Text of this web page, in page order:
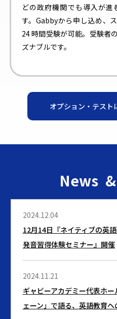
どの政府機関でも導入が
す。Gabbyから申し込め、
24 時間受験が可能。受験者
ズナブルです。
オプション・テスト
News
2024.12.04
12月14日『ネイティブの英
発音習得体験セミナー』開催
2024.11.21
ギャビーアカデミー代表ホ
ェーン」で語る、英語教育へ